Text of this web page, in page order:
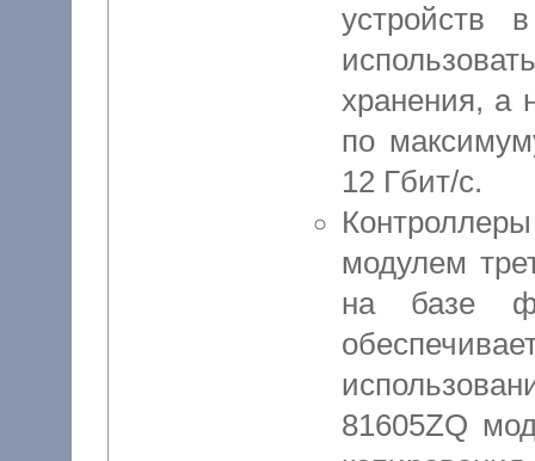
устройств
хранения, а
по
12 Гбит/с.
модулем
на базе
81605ZQ